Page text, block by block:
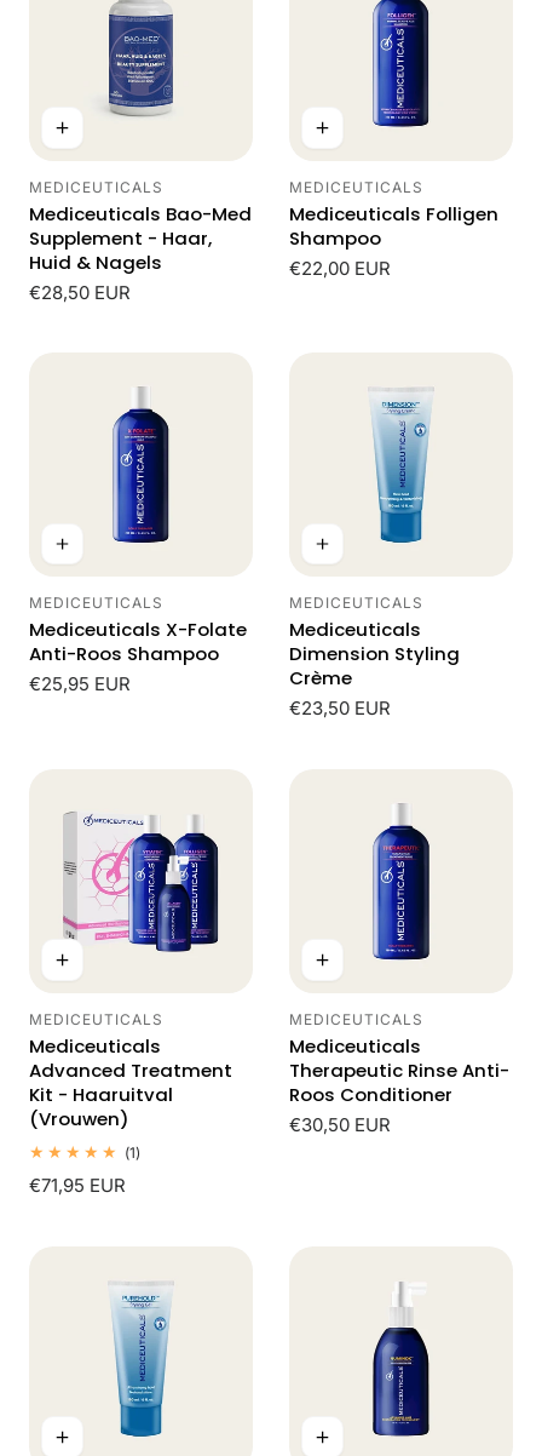
G
:
Leverancier:
MEDICEUTICALS
Mediceuticals Bao-Med
Supplement - Haar,
Huid & Nagels
Normale
€28,50 EUR
Leverancier:
MEDICEUTICALS
Mediceuticals Folligen
Shampoo
Normale
€22,00 EUR
Leverancier:
MEDICEUTICALS
Mediceuticals X-Folate
Anti-Roos Shampoo
Normale
€25,95 EUR
Leverancier:
MEDICEUTICALS
Mediceuticals
Dimension Styling
Crème
Normale
€23,50 EUR
Leverancier:
MEDICEUTICALS
Mediceuticals
Advanced Treatment
Kit - Haaruitval
(Vrouwen)
(1)1
Normale
€71,95 EUR
Leverancier:
MEDICEUTICALS
Mediceuticals
Therapeutic Rinse Anti-
Roos Conditioner
Normale
€30,50 EUR